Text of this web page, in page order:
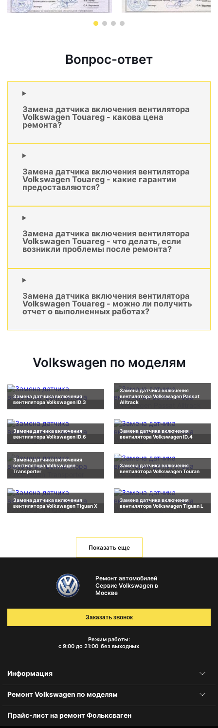
Вопрос-ответ
Замена датчика включения вентилятора
Volkswagen Touareg - какова цена
ремонта?
Замена датчика включения вентилятора
Volkswagen Touareg - какие гарантии
предоставляются?
Замена датчика включения вентилятора
Volkswagen Touareg - что делать, если
возникли проблемы после ремонта?
Замена датчика включения вентилятора
Volkswagen Touareg - можно ли получить
отчет о выполненных работах?
Volkswagen по моделям
Замена датчика включения
вентилятора Volkswagen ID.3
Замена датчика включения
вентилятора Volkswagen Passat
Alltrack
Замена датчика включения
вентилятора Volkswagen ID.6
Замена датчика включения
вентилятора Volkswagen ID.4
Замена датчика включения
вентилятора Volkswagen
Transporter
Замена датчика включения
вентилятора Volkswagen Touran
Замена датчика включения
вентилятора Volkswagen Tiguan X
Замена датчика включения
вентилятора Volkswagen Tiguan L
Показать еще
Ремонт автомобилей
Сервис Volkswagen в
Москве
Режим работы:
с 9:00 до 21:00 без выходных
Заказать звонок
Информация
Ремонт Volkswagen по моделям
Прайс-лист на ремонт Фольксваген